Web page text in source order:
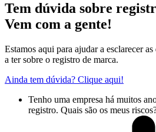
Tem dúvida sobre
Vem com a gente!
Estamos aqui para ajudar a esclarecer
a ter sobre o registro de marca.
Ainda tem dúvida? Clique aqui!
Tenho uma empresa há muitos
registro. Quais são os meus